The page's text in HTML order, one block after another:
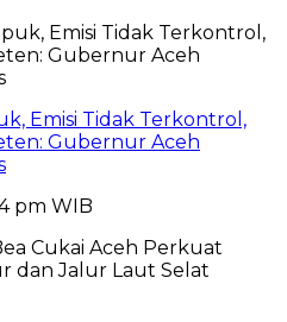
Emisi Tidak Terkontrol,
Gubernur Aceh
pm WIB